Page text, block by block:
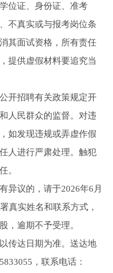
位证、身份证、准考
不真实或与报考岗位条
其面试资格，所有责任
提供虚假材料要追究当
开招聘有关政策规定开
人民群众的监督。对违
如发现违规或弄虚作假
人进行严肃处理。触犯
。
异议的，请于2026年6月
真实姓名和联系方式，
，逾期不予受理。
传达日期为准。送达地
，联系电话：